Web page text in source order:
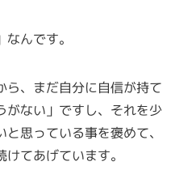
んです。
ら、まだ自分に自信が持て
がない」ですし、それを少
思っている事を褒めて、
てあげています。